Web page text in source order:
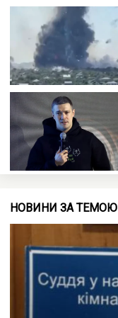
НОВИНИ ЗА ТЕМОЮ